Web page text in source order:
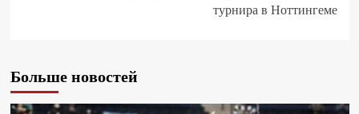
турнира в Ноттингеме
Больше новостей